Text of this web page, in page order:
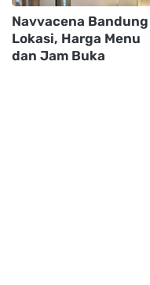
Navvacena Bandung
Lokasi, Harga Menu
dan Jam Buka